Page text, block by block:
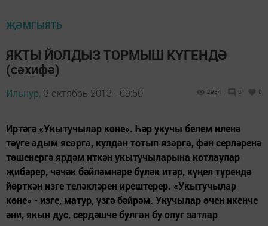
ҖӘМГЫЯТЬ
ЯКТЫ ЙОЛДЫЗ ТОРМЫШ КҮГЕНДӘ
(сәхифә)
Ильнур, 3 октябрь 2013 - 09:50 2984 0 0
Иртәгә «Укытучылар көне». Һәр укучы белем иленә
тәүге адым ясарга, кулдан тотып язарга, фән серләренә
төшенергә ярдәм иткән укытучыларына котлаулар
җибәрер, чәчәк бәйләмнәре бүләк итәр, күңел түрендә
йөрткән изге теләкләрен ирештерер. «Укытучылар
көне» - изге, матур, үзгә бәйрәм. Укучылар өчен икенче
әни, якын дус, сердәшче булган бу олуг затлар